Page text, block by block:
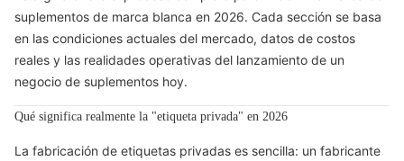
suplementos de marca blanca en 2026. Cada sección se basa
en las condiciones actuales del mercado, datos de costos
reales y las realidades operativas del lanzamiento de un
negocio de suplementos hoy.
Qué significa realmente la "etiqueta privada" en 2026
La fabricación de etiquetas privadas es sencilla: un fabricante